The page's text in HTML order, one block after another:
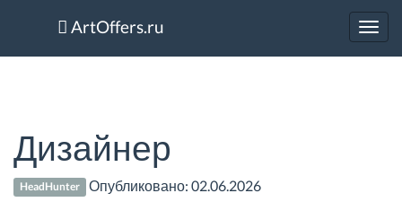
ArtOffers.ru
Дизайнер
HeadHunter Опубликовано:02.06.2026